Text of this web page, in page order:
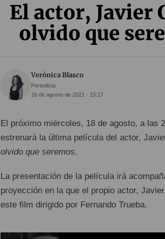
El actor, Javier
olvido que
Verónica Blasco
Periodista
16 de agosto de 2021 - 15:17
El próximo miércoles, 18 de agosto, a las
estrenará la última película del actor,
olvido que seremos.
La presentación de la película irá
proyección en la que el propio actor,
este film dirigido por Fernando Trueba.